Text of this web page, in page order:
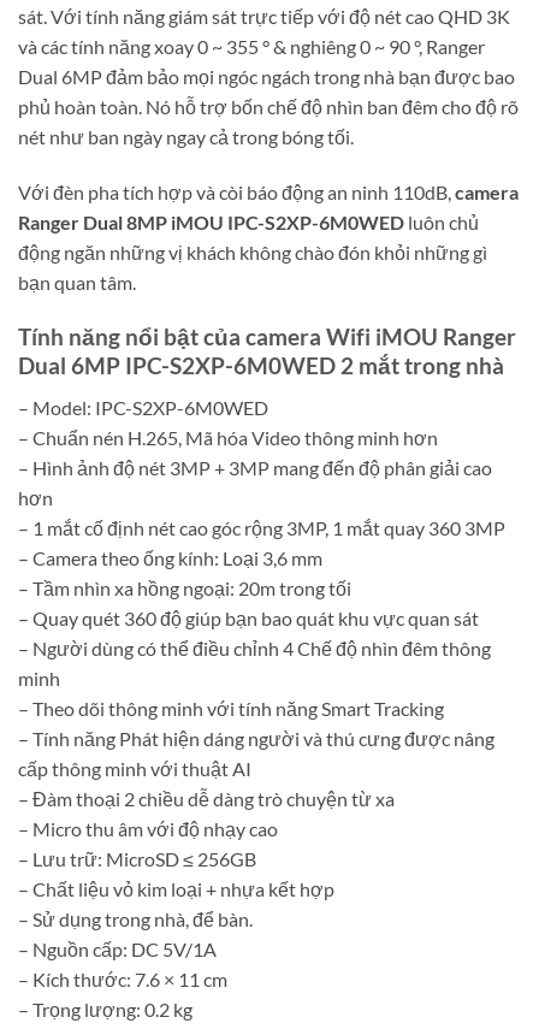
sát. Với tính năng giám sát trực tiếp với độ nét cao QHD 3K
và các tính năng xoay 0 ~ 355 ° & nghiêng 0 ~ 90 °, Ranger
Dual 6MP đảm bảo mọi ngóc ngách trong nhà bạn được bao
phủ hoàn toàn. Nó hỗ trợ bốn chế độ nhìn ban đêm cho độ rõ
nét như ban ngày ngay cả trong bóng tối.
Với đèn pha tích hợp và còi báo động an ninh 110dB,camera
Ranger Dual 8MP iMOU IPC-S2XP-6M0WED luôn chủ
động ngăn những vị khách không chào đón khỏi những gì
bạn quan tâm.
Tính năng nổi bật của camera Wifi iMOU Ranger
Dual 6MP IPC-S2XP-6M0WED 2 mắt trong nhà
– Model: IPC-S2XP-6M0WED
– Chuẩn nén H.265, Mã hóa Video thông minh hơn
– Hình ảnh độ nét 3MP + 3MP mang đến độ phân giải cao
hơn
– 1 mắt cố định nét cao góc rộng 3MP, 1 mắt quay 360 3MP
– Camera theo ống kính: Loại 3,6 mm
– Tầm nhìn xa hồng ngoại: 20m trong tối
– Quay quét 360 độ giúp bạn bao quát khu vực quan sát
– Người dùng có thể điều chỉnh 4 Chế độ nhìn đêm thông
minh
– Theo dõi thông minh với tính năng Smart Tracking
– Tính năng Phát hiện dáng người và thú cưng được nâng
cấp thông minh với thuật AI
– Đàm thoại 2 chiều dễ dàng trò chuyện từ xa
– Micro thu âm với độ nhạy cao
– Lưu trữ: MicroSD ≤ 256GB
– Chất liệu vỏ kim loại + nhựa kết hợp
– Sử dụng trong nhà, để bàn.
– Nguồn cấp: DC 5V/1A
– Kích thước: 7.6 × 11 cm
– Trọng lượng: 0.2 kg